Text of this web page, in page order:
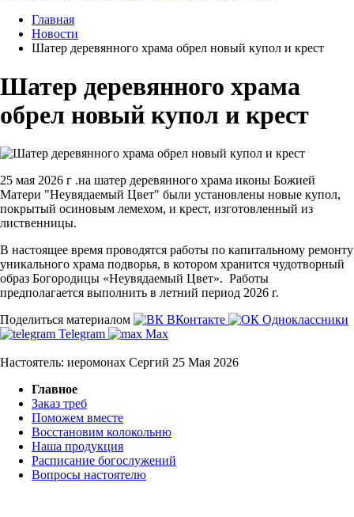
Главная
Новости
Шатер деревянного храма обрел новый купол и крест
Шатер деревянного храма
обрел новый купол и крест
25 мая 2026 г .на шатер деревянного храма иконы Божией
Матери "Неувядаемый Цвет" были установлены новые купол,
покрытый осиновым лемехом, и крест, изготовленный из
лиственницы.
В настоящее время проводятся работы по капитальному ремонту
уникального храма подворья, в котором хранится чудотворный
образ Богородицы «Неувядаемый Цвет». Работы
предполагается выполнить в летний период 2026 г.
Поделиться материалом
ВКонтакте
Одноклассники
Telegram
Max
Настоятель: иеромонах Сергий 25 Мая 2026
Главное
Заказ треб
Поможем вместе
Восстановим колокольню
Наша продукция
Расписание богослужений
Вопросы настоятелю